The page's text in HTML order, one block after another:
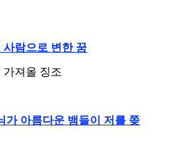
사람으로 변한 꿈
가져올 징조
가 아름다운 뱀들이 저를 쫒